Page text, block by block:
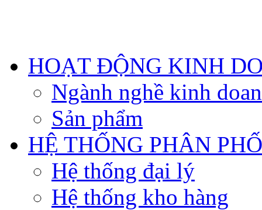
HOẠT ĐỘNG KINH
Ngành nghề kinh
Sản phẩm
HỆ THỐNG PHÂN
Hệ thống đại lý
Hệ thống kho hàng